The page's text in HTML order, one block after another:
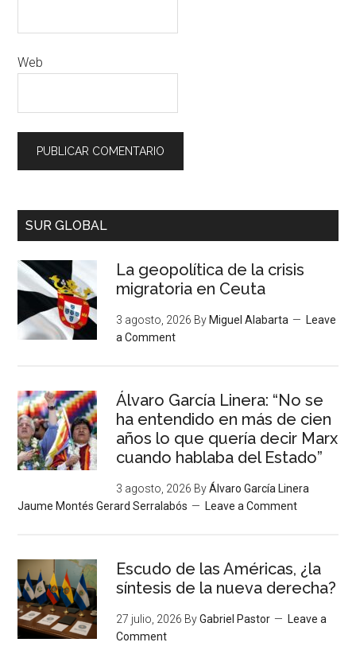
Web
SUR GLOBAL
La geopolítica de la crisis
migratoria en Ceuta
3 agosto, 2026 By Miguel Alabarta
Leave
a Comment
Álvaro García Linera: “No se
ha entendido en más de cien
años lo que quería decir Marx
cuando hablaba del Estado”
3 agosto, 2026 ByÁlvaro García Linera
Jaume Montés Gerard Serralabós
Leave a Comment
Escudo de las Américas, ¿la
síntesis de la nueva derecha?
27 julio, 2026 ByGabriel Pastor
Leave a
Comment